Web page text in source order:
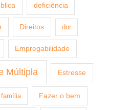
deficiência
Direitos dor
Empregabilidade
Múltipla Estresse
família Fazer o bem